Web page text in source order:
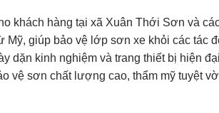
khách hàng tại xã Xuân Thới Sơn và
Mỹ, giúp bảo vệ lớp sơn xe khỏi các tác
dặn kinh nghiệm và trang thiết bị hiện
vệ sơn chất lượng cao, thẩm mỹ tuyệt